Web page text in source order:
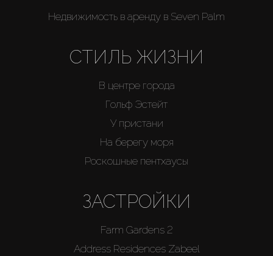
Недвижимость в аренду в Seven Palm
СТИЛЬ ЖИЗНИ
В центре города
Гольф Эстейт
У пристани
На берегу моря
Роскошные пентхаусы
ЗАСТРОЙКИ
Farm Gardens 2
Address Residences Zabeel